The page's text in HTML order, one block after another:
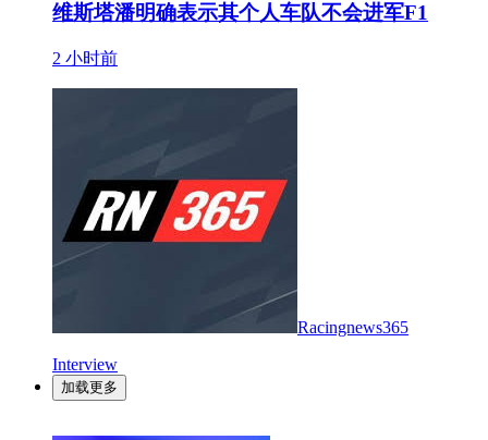
维斯塔潘明确表示其个人车队不会进军F1
2 小时前
Racingnews365
Interview
加载更多